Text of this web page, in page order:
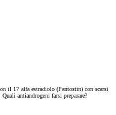
il 17 alfa estradiolo (Pantostin) con scarsi
antiandrogeni farsi preparare?